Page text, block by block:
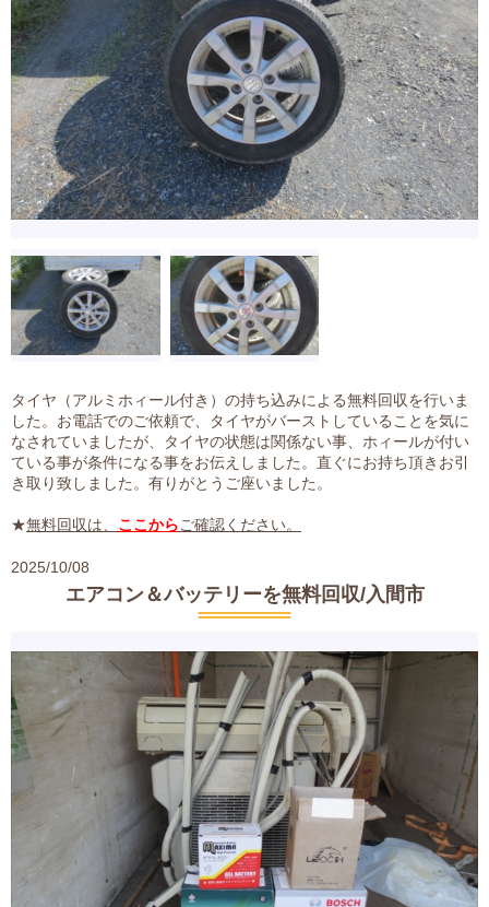
タイヤ（アルミホィール付き）の持ち込みによる無料回収を行いま
した。お電話でのご依頼で、タイヤがバーストしていることを気に
なされていましたが、タイヤの状態は関係ない事、ホィールが付い
ている事が条件になる事をお伝えしました。直ぐにお持ち頂きお引
き取り致しました。 有りがとうご座いました。
★無料回収は、 ここからご確認ください。
2025/10/08
エアコン＆バッテリーを無料回収/入間市